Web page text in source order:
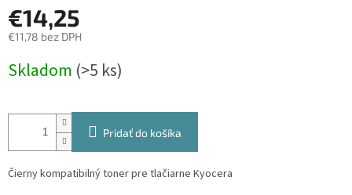
€14,25
€11,78 bez DPH
cena:
Skladom (>5 ks)
Pridať do košíka
Čierny kompatibilný toner pre tlačiarne Kyocera